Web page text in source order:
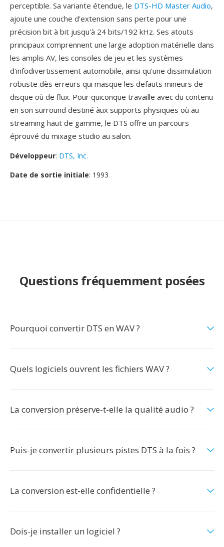
perceptible. Sa variante étendue, le DTS-HD Master Audio,
ajoute une couche d'extension sans perte pour une
précision bit à bit jusqu'à 24 bits/192 kHz. Ses atouts
principaux comprennent une large adoption matérielle dans
les amplis AV, les consoles de jeu et les systèmes
d'infodivertissement automobile, ainsi qu'une dissimulation
robuste dès erreurs qui masque les defauts mineurs de
disque où de flux. Pour quiconque travaille avec du contenu
en son surround destiné àux supports physiques où au
streaming haut de gamme, le DTS offre un parcours
éprouvé du mixage studio au salon.
Développeur: DTS, Inc.
Date de sortie initiale: 1993
Questions fréquemment posées
Pourquoi convertir DTS en WAV ?
Quels logiciels ouvrent les fichiers WAV ?
La conversion préserve-t-elle la qualité audio ?
Puis-je convertir plusieurs pistes DTS à la fois ?
La conversion est-elle confidentielle ?
Dois-je installer un logiciel ?